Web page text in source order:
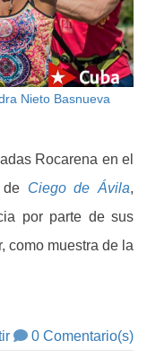
Nieto Basnueva
Rocarena en el
Ciego de Ávila,
por parte de sus
como muestra de la
0 Comentario(s)